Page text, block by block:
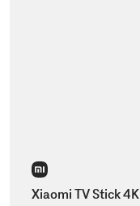
Xiaomi TV Stick 4K